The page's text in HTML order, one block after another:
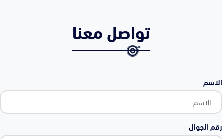
تواصل معنا
الاسم
رقم الجوال